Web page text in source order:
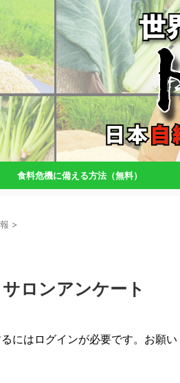
食料危機に備える方法（無料）
>
サロンアンケート
にはログインが必要です。お願い